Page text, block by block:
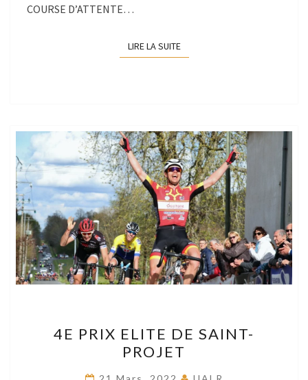
COURSE D’ATTENTE…
LIRE LA SUITELIRE LA SUITE
PRIX
ELITE
DE
4E PRIX ELITE DE SAINT-
PROJET